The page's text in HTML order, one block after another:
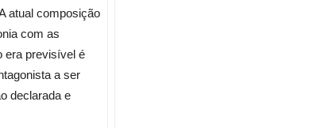
atual composição
com as
era previsível é
a ser
declarada e